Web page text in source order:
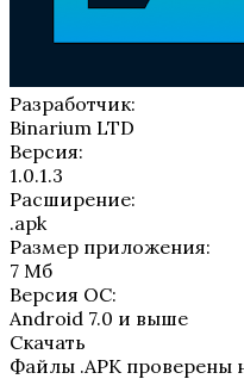
Разработчик:
Binarium LTD
Версия:
1.0.1.3
Расширение:
.apk
Размер приложения:
7 Мб
Версия ОС:
Android 7.0 и выше
Скачать
Файлы .APK проверены